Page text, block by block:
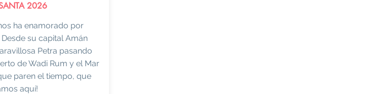
2026
ha enamorado por
su capital Amán
Petra pasando
de Wadi Rum y el Mar
paren el tiempo, que
aquí!